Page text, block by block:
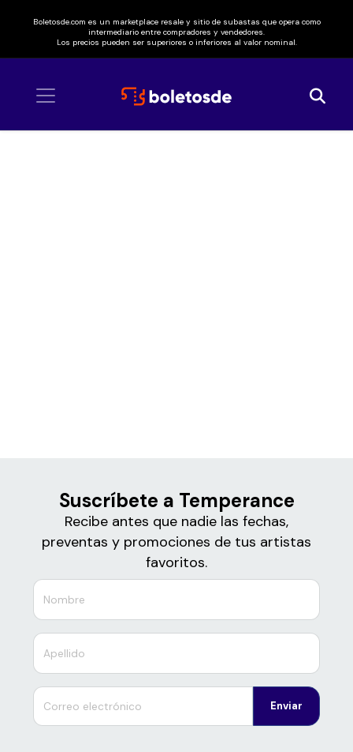
Boletosde.com es un marketplace resale y sitio de subastas que opera como
intermediario entre compradores y vendedores.
Los precios pueden ser superiores o inferiores al valor nominal.
Suscríbete a Temperance
Recibe antes que nadie las fechas,
preventas y promociones de tus artistas
favoritos.
Enviar